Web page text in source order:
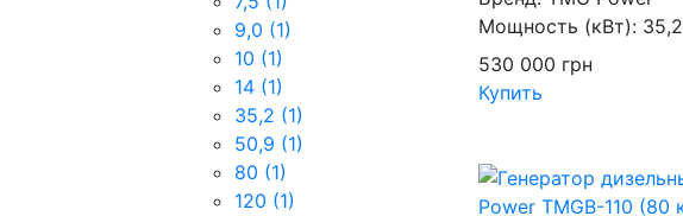
9,0 (1)
10 (1)
14 (1)
35,2 (1)
50,9 (1)
80 (1)
120 (1)
Мощность (кВт): 35,2
530 000 грн
Купить